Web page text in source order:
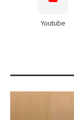
Youtube